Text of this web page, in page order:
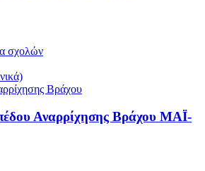
σχολών
Βράχου
Αναρρίχησης Βράχου ΜΑΪ-